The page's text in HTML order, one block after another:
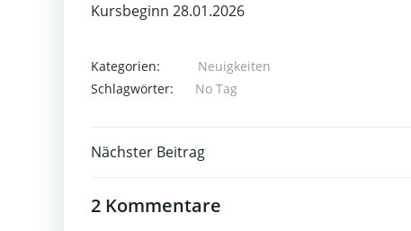
Kursbeginn 28.01.2026
Kategorien:
Neuigkeiten
Schlagwörter:
No Tag
Post
navigation
Nächster Beitrag
2 Kommentare